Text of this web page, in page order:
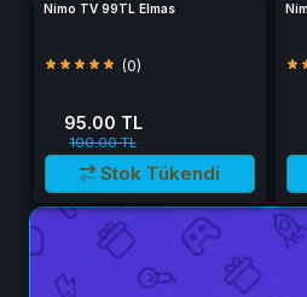
Nimo TV 99TL Elmas
(0)
95.00 TL
100.00 TL
Stok Tükendi